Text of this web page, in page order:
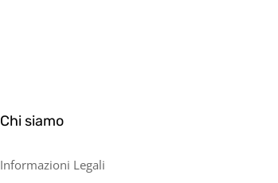
Chi siamo
Informazioni Legali